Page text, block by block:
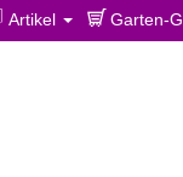
Artikel Garten-